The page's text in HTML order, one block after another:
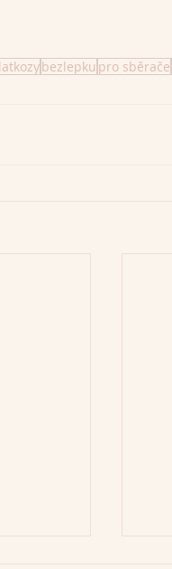
bezlepku pro sběrače